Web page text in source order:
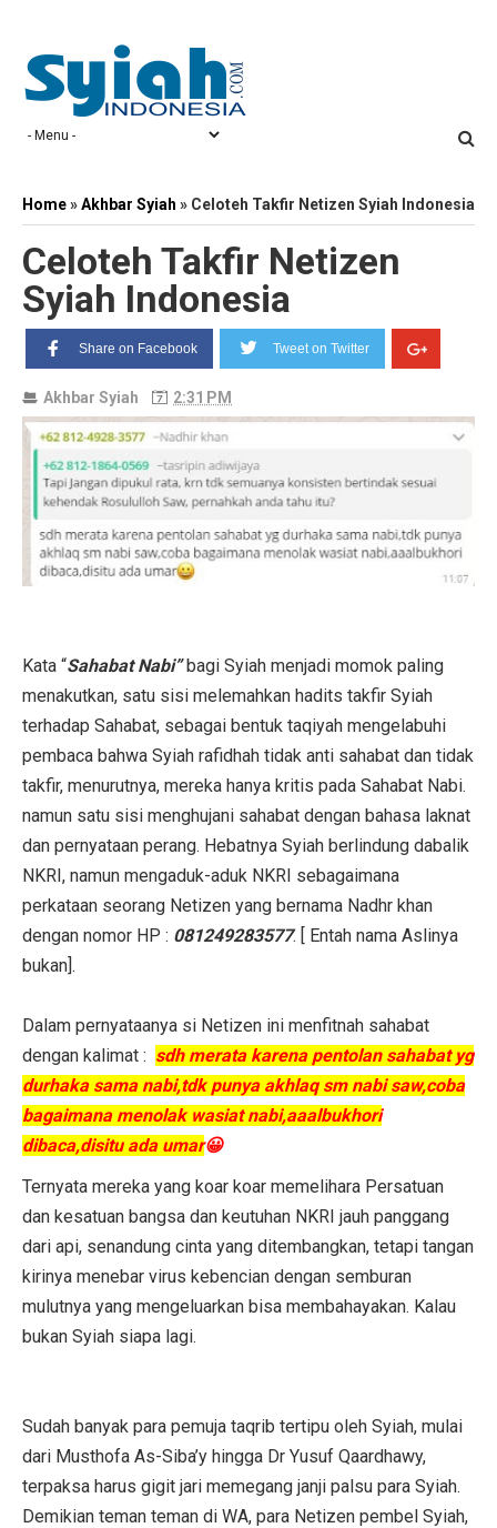
Home»Akhbar Syiah » Celoteh Takfir Netizen Syiah Indonesia
Celoteh Takfir Netizen
Syiah Indonesia
Share on Facebook Tweet on Twitter
Akhbar Syiah 2:31 PM
Kata “Sahabat Nabi”bagi Syiah menjadi momok paling
menakutkan, satu sisi melemahkan hadits takfir Syiah
terhadap Sahabat, sebagai bentuk taqiyah mengelabuhi
pembaca bahwa Syiah rafidhah tidak anti sahabat dan tidak
takfir, menurutnya, mereka hanya kritis pada Sahabat Nabi.
namun satu sisi menghujani sahabat dengan bahasa laknat
dan pernyataan perang. Hebatnya Syiah berlindung dabalik
NKRI, namun mengaduk-aduk NKRI sebagaimana
perkataan seorang Netizen yang bernama Nadhr khan
dengan nomor HP : 081249283577. [ Entah nama Aslinya
bukan].
Dalam pernyataanya si Netizen ini menfitnah sahabat
dengan kalimat : sdh merata karena pentolan sahabat yg
durhaka sama nabi,tdk punya akhlaq sm nabi saw,coba
bagaimana menolak wasiat nabi,aaalbukhori
dibaca,disitu ada umar😀
Ternyata mereka yang koar koar memelihara Persatuan
dan kesatuan bangsa dan keutuhan NKRI jauh panggang
dari api, senandung cinta yang ditembangkan, tetapi tangan
kirinya menebar virus kebencian dengan semburan
mulutnya yang mengeluarkan bisa membahayakan. Kalau
bukan Syiah siapa lagi.
Sudah banyak para pemuja taqrib tertipu oleh Syiah, mulai
dari Musthofa As-Siba’y hingga Dr Yusuf Qaardhawy,
terpaksa harus gigit jari memegang janji palsu para Syiah.
Demikian teman teman di WA, para Netizen pembel Syiah,